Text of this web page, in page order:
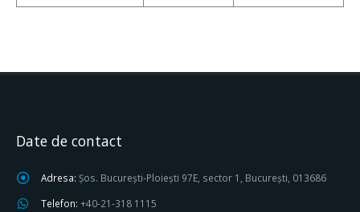
Date de contact
Adresa: Șos. București-Ploiești 97E, sector 1, București, 013686
Telefon: +40-21-318 1115